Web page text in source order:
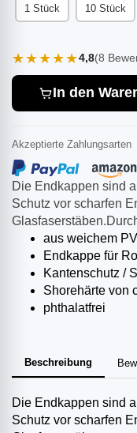
Die Endkappen sind
Schutz vor scharfen
aus weichem
Endkappe für
Kantenschutz /
Shorehärte von
phthalatfrei
Beschreibung
Die Endkappen sind
Schutz vor scharfen
1 Stück 10 Stück
★★★★★4,8(8
In den
Akzeptierte Zahlungsarten